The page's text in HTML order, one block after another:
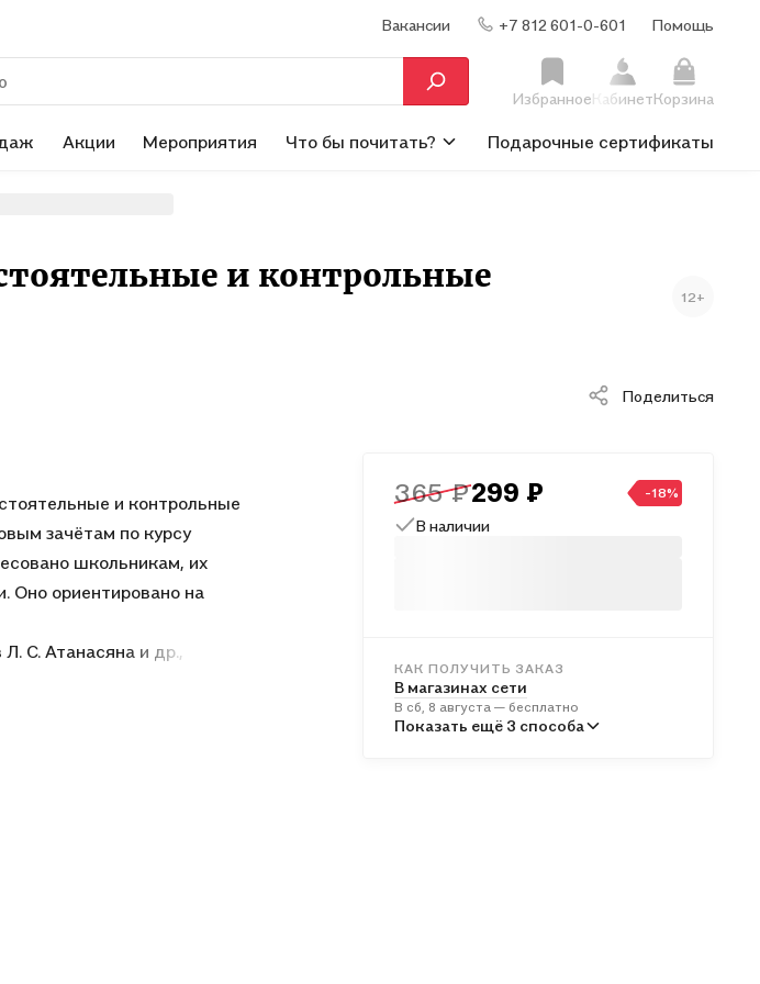
Вакансии +7 812 601-0-601 Помощь
ИзбранноеКабинетКорзина
Акции Мероприятия Что бы почитать? Подарочные сертификаты
и контрольные
12+
Поделиться
и контрольные
зачётам по курсу
школьникам, их
Оно ориентировано на
С. Атанасяна и др.,
Российской
365 ₽299 ₽ -18%
В наличии
КАК ПОЛУЧИТЬ ЗАКАЗ
В магазинах сети
В сб, 8 августа — бесплатно
В пунктах выдачи
Показать ещё 3 способа